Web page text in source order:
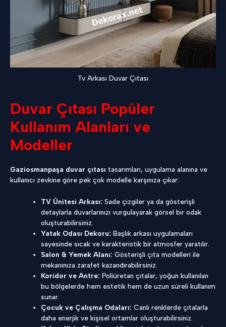
Tv Arkası Duvar Çıtası
Duvar Çıtası Popüler
Kullanım Alanları ve
Modeller
Gaziosmanpaşa duvar çıtası tasarımları, uygulama alanına ve
kullanıcı zevkine göre pek çok modelle karşınıza çıkar:
TV Ünitesi Arkası: Sade çizgiler ya da gösterişli
detaylarla duvarlarınızı vurgulayarak görsel bir odak
oluşturabilirsiniz.
Yatak Odası Dekoru: Başlık arkası uygulamaları
sayesinde sıcak ve karakteristik bir atmosfer yaratılır.
Salon & Yemek Alanı: Gösterişli çıta modelleri ile
mekanınıza zarafet kazandırabilirsiniz.
Koridor ve Antre: Poliüretan çıtalar, yoğun kullanılan
bu bölgelerde hem estetik hem de uzun süreli kullanım
sunar.
Çocuk ve Çalışma Odaları: Canlı renklerde çıtalarla
daha enerjik ve kişisel ortamlar oluşturabilirsiniz.